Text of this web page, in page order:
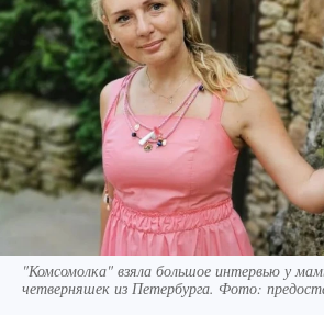
"Комсомолка" взяла большое интервью у
четверняшек из Петербурга. Фото: